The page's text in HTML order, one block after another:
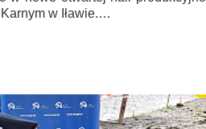
w Iławie.…